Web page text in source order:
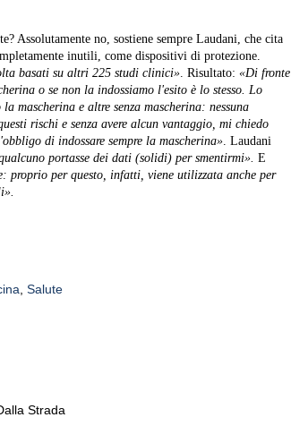
Assolutamente no, sostiene sempre Laudani, che cita
inutili, come dispositivi di protezione.
basati su altri 225 studi clinici». Risultato: «Di fronte
o se non la indossiamo l'esito è lo stesso. Lo
mascherina e altre senza mascherina: nessuna
rischi e senza avere alcun vantaggio, mi chiedo
di indossare sempre la mascherina». Laudani
portasse dei dati (solidi) per smentirmi». E
per questo, infatti, viene utilizzata anche per
Salute
Strada